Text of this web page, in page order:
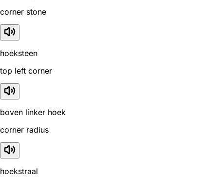
corner stone
hoeksteen
top left corner
boven linker hoek
corner radius
hoekstraal